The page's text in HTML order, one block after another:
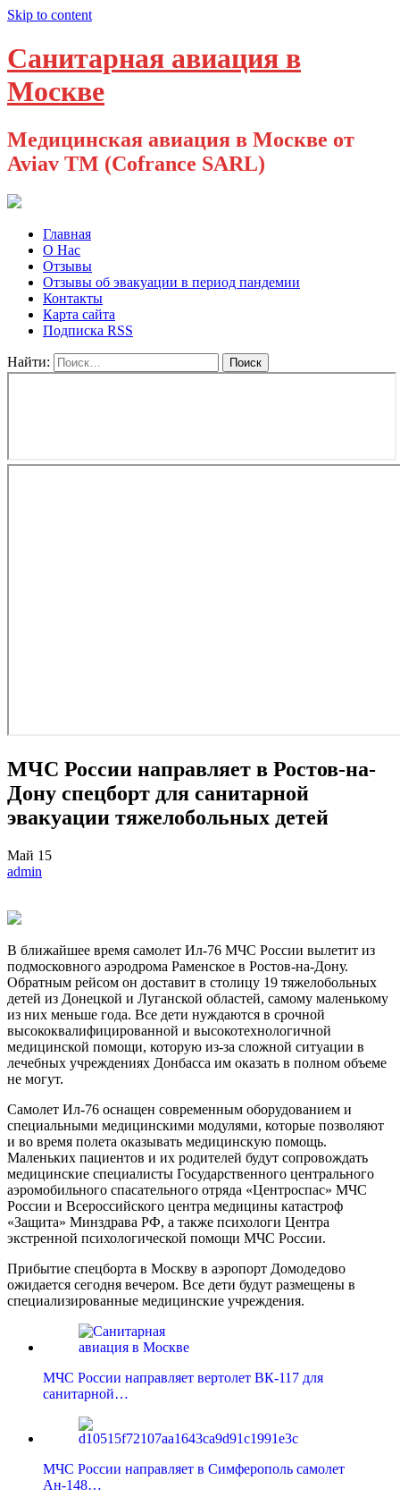
Skip to content
Санитарная авиация в
Москве
Медицинская авиация в Москве от
Aviav TM (Cofrance SARL)
Главная
О Нас
Отзывы
Отзывы об эвакуации в период пандемии
Контакты
Карта сайта
Подписка RSS
Найти:
МЧС России направляет в Ростов-на-
Дону спецборт для санитарной
эвакуации тяжелобольных детей
Май 15
admin
В ближайшее время самолет Ил-76 МЧС России вылетит из
подмосковного аэродрома Раменское в Ростов-на-Дону.
Обратным рейсом он доставит в столицу 19 тяжелобольных
детей из Донецкой и Луганской областей, самому маленькому
из них меньше года. Все дети нуждаются в срочной
высококвалифицированной и высокотехнологичной
медицинской помощи, которую из-за сложной ситуации в
лечебных учреждениях Донбасса им оказать в полном объеме
не могут.
Самолет Ил-76 оснащен современным оборудованием и
специальными медицинскими модулями, которые позволяют
и во время полета оказывать медицинскую помощь.
Маленьких пациентов и их родителей будут сопровождать
медицинские специалисты Государственного центрального
аэромобильного спасательного отряда «Центроспас» МЧС
России и Всероссийского центра медицины катастроф
«Защита» Минздрава РФ, а также психологи Центра
экстренной психологической помощи МЧС России.
Прибытие спецборта в Москву в аэропорт Домодедово
ожидается сегодня вечером. Все дети будут размещены в
специализированные медицинские учреждения.
МЧС России направляет вертолет ВК-117 для
санитарной…
МЧС России направляет в Симферополь самолет
Ан-148…